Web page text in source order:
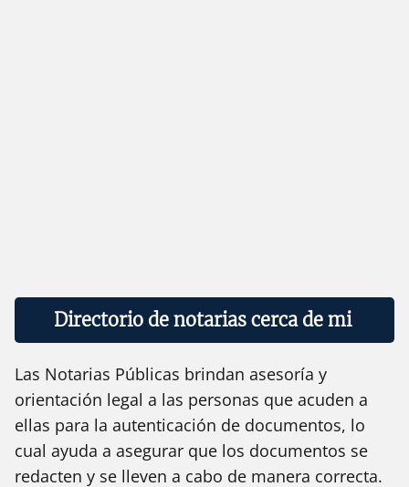
Directorio de notarias cerca de mi
Las Notarias Públicas brindan asesoría y
orientación legal a las personas que acuden a
ellas para la autenticación de documentos, lo
cual ayuda a asegurar que los documentos se
redacten y se lleven a cabo de manera correcta.